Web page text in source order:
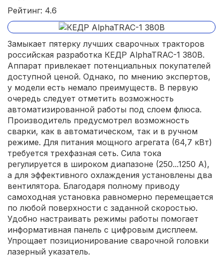
Рейтинг: 4.6
Замыкает пятерку лучших сварочных тракторов
российская разработка КЕДР AlphaTRAC-1 380В.
Аппарат привлекает потенциальных покупателей
доступной ценой. Однако, по мнению экспертов,
у модели есть немало преимуществ. В первую
очередь следует отметить возможность
автоматизированной работы под слоем флюса.
Производитель предусмотрел возможность
сварки, как в автоматическом, так и в ручном
режиме. Для питания мощного агрегата (64,7 кВт)
требуется трехфазная сеть. Сила тока
регулируется в широком диапазоне (250...1250 А),
а для эффективного охлаждения установлены два
вентилятора. Благодаря полному приводу
самоходная установка равномерно перемещается
по любой поверхности с заданной скоростью.
Удобно настраивать режимы работы помогает
информативная панель с цифровым дисплеем.
Упрощает позиционирование сварочной головки
лазерный указатель.